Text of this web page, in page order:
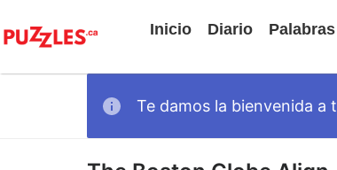
Inicio Diario Palabras
Te damos la bienvenida a